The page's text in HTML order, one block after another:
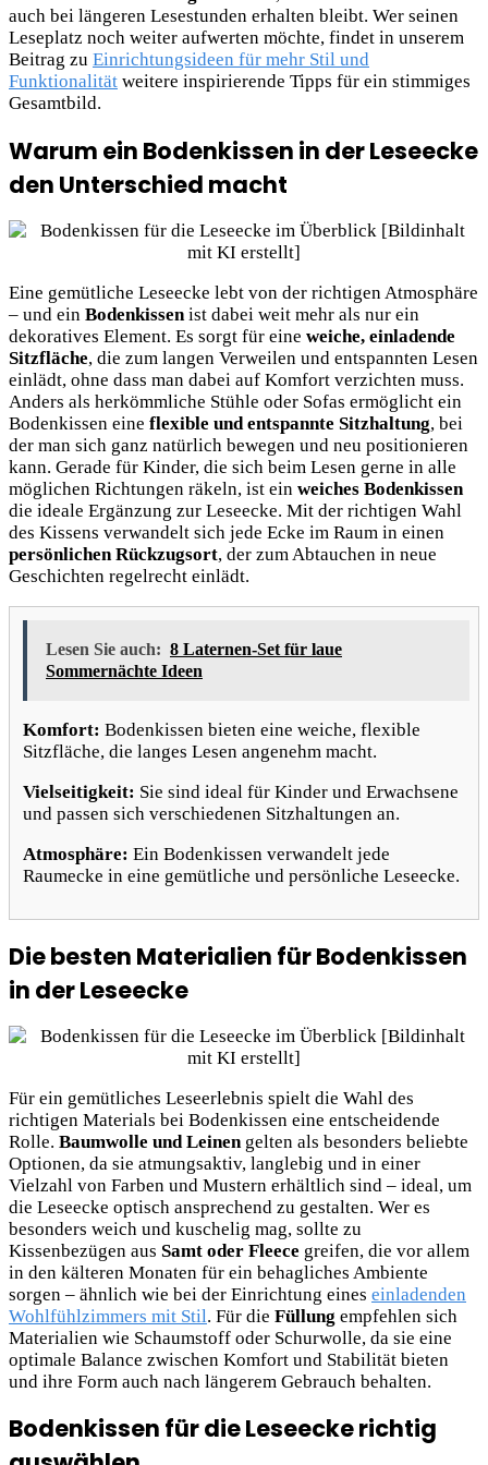
auch bei längeren Lesestunden erhalten bleibt. Wer seinen
Leseplatz noch weiter aufwerten möchte, findet in unserem
Beitrag zu Einrichtungsideen für mehr Stil und
Funktionalität weitere inspirierende Tipps für ein stimmiges
Gesamtbild.
Warum ein Bodenkissen in der Leseecke
den Unterschied macht
Eine gemütliche Leseecke lebt von der richtigen Atmosphäre
– und ein Bodenkissenist dabei weit mehr als nur ein
dekoratives Element. Es sorgt für eine weiche, einladende
Sitzfläche, die zum langen Verweilen und entspannten Lesen
einlädt, ohne dass man dabei auf Komfort verzichten muss.
Anders als herkömmliche Stühle oder Sofas ermöglicht ein
Bodenkissen eine flexible und entspannte Sitzhaltung, bei
der man sich ganz natürlich bewegen und neu positionieren
kann. Gerade für Kinder, die sich beim Lesen gerne in alle
möglichen Richtungen räkeln, ist ein weiches Bodenkissen
die ideale Ergänzung zur Leseecke. Mit der richtigen Wahl
des Kissens verwandelt sich jede Ecke im Raum in einen
persönlichen Rückzugsort, der zum Abtauchen in neue
Geschichten regelrecht einlädt.
Lesen Sie auch: 8 Laternen-Set für laue
Sommernächte Ideen
Komfort: Bodenkissen bieten eine weiche, flexible
Sitzfläche, die langes Lesen angenehm macht.
Vielseitigkeit: Sie sind ideal für Kinder und Erwachsene
und passen sich verschiedenen Sitzhaltungen an.
Atmosphäre: Ein Bodenkissen verwandelt jede
Raumecke in eine gemütliche und persönliche Leseecke.
Die besten Materialien für Bodenkissen
in der Leseecke
Für ein gemütliches Leseerlebnis spielt die Wahl des
richtigen Materials bei Bodenkissen eine entscheidende
Rolle. Baumwolle und Leinengelten als besonders beliebte
Optionen, da sie atmungsaktiv, langlebig und in einer
Vielzahl von Farben und Mustern erhältlich sind – ideal, um
die Leseecke optisch ansprechend zu gestalten. Wer es
besonders weich und kuschelig mag, sollte zu
Kissenbezügen aus Samt oder Fleece greifen, die vor allem
in den kälteren Monaten für ein behagliches Ambiente
sorgen – ähnlich wie bei der Einrichtung eines einladenden
Wohlfühlzimmers mit Stil. Für die Füllung empfehlen sich
Materialien wie Schaumstoff oder Schurwolle, da sie eine
optimale Balance zwischen Komfort und Stabilität bieten
und ihre Form auch nach längerem Gebrauch behalten.
Bodenkissen für die Leseecke richtig